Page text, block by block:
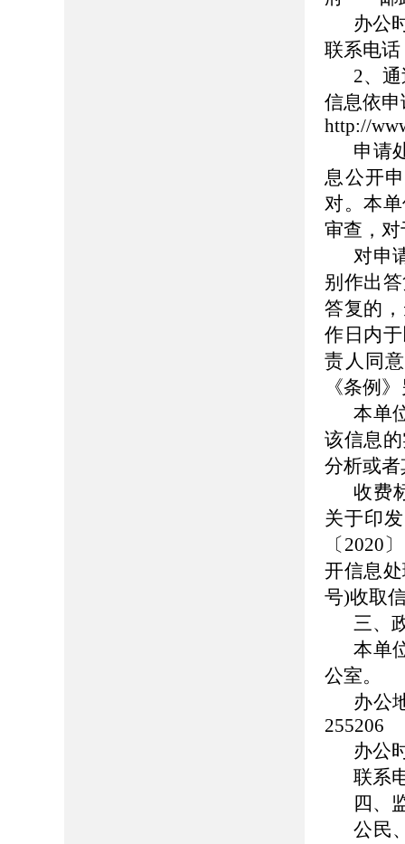
办
联系电
2、
信息依
http://
申请
息公开
对。本
审查，
对申
别作出
答复的
作日内
责人同
《条例
本单
该信息
分析或
收费
关于印
〔2020
开信息
号)收取
三、
本单
公室。
办公
255206
办公
联系
四、
公民